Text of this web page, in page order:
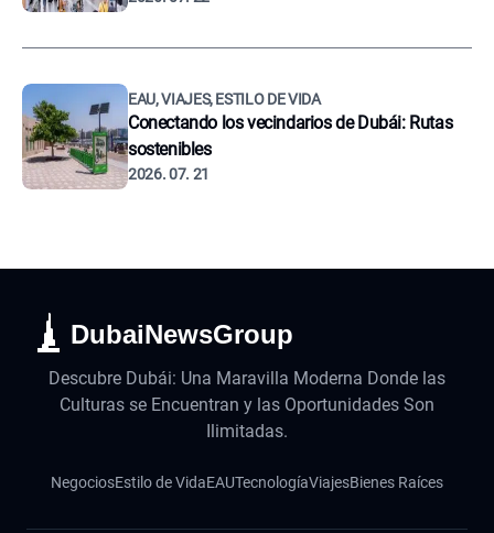
EAU, VIAJES, ESTILO DE VIDA
Conectando los vecindarios de Dubái: Rutas
sostenibles
2026. 07. 21
DubaiNewsGroup
Descubre Dubái: Una Maravilla Moderna Donde las
Culturas se Encuentran y las Oportunidades Son
Ilimitadas.
NegociosEstilo de VidaEAUTecnologíaViajesBienes Raíces